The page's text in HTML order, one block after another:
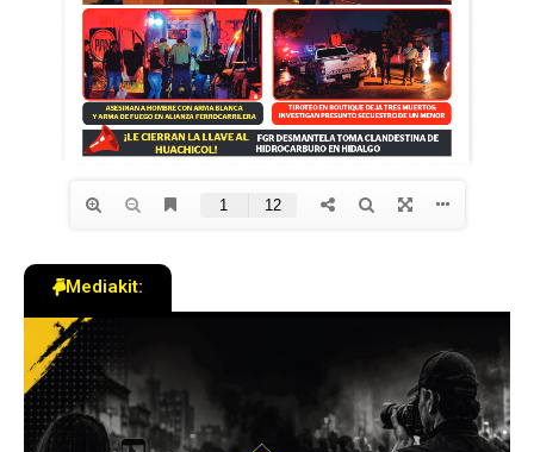
Mediakit: